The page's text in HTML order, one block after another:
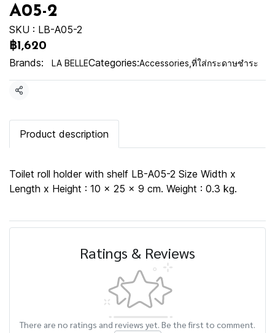
A05-2
SKU : LB-A05-2
฿1,620
Brands:
LA BELLECategories:Accessories ที่ใส่กระดาษชำระ
Share
Product description
Toilet roll holder with shelf LB-A05-2 Size Width x
Length x Height : 10 x 25 x 9 cm. Weight : 0.3 kg.
Ratings & Reviews
There are no ratings and reviews yet. Be the first to comment.